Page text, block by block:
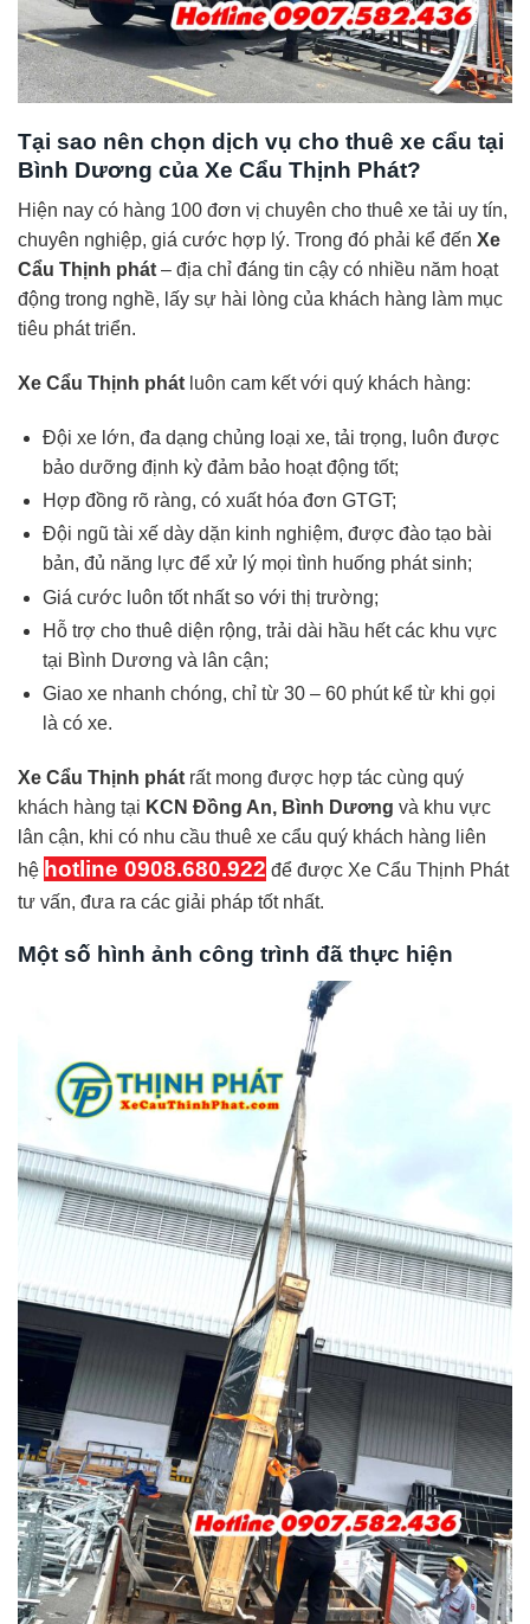
Tại sao nên chọn dịch vụ cho thuê xe cẩu tại
Bình Dương của Xe Cẩu Thịnh Phát?
Hiện nay có hàng 100 đơn vị chuyên cho thuê xe tải uy tín,
chuyên nghiệp, giá cước hợp lý. Trong đó phải kể đến Xe
Cẩu Thịnh phát – địa chỉ đáng tin cậy có nhiều năm hoạt
động trong nghề, lấy sự hài lòng của khách hàng làm mục
tiêu phát triển.
Xe Cẩu Thịnh phát luôn cam kết với quý khách hàng:
Đội xe lớn, đa dạng chủng loại xe, tải trọng, luôn được
bảo dưỡng định kỳ đảm bảo hoạt động tốt;
Hợp đồng rõ ràng, có xuất hóa đơn GTGT;
Đội ngũ tài xế dày dặn kinh nghiệm, được đào tạo bài
bản, đủ năng lực để xử lý mọi tình huống phát sinh;
Giá cước luôn tốt nhất so với thị trường;
Hỗ trợ cho thuê diện rộng, trải dài hầu hết các khu vực
tại Bình Dương và lân cận;
Giao xe nhanh chóng, chỉ từ 30 – 60 phút kể từ khi gọi
là có xe.
Xe Cẩu Thịnh phát rất mong được hợp tác cùng quý
khách hàng tại KCN Đồng An, Bình Dương và khu vực
lân cận, khi có nhu cầu thuê xe cẩu quý khách hàng liên
hệ hotline 0908.680.922 để được Xe Cẩu Thịnh Phát
tư vấn, đưa ra các giải pháp tốt nhất.
Một số hình ảnh công trình đã thực hiện